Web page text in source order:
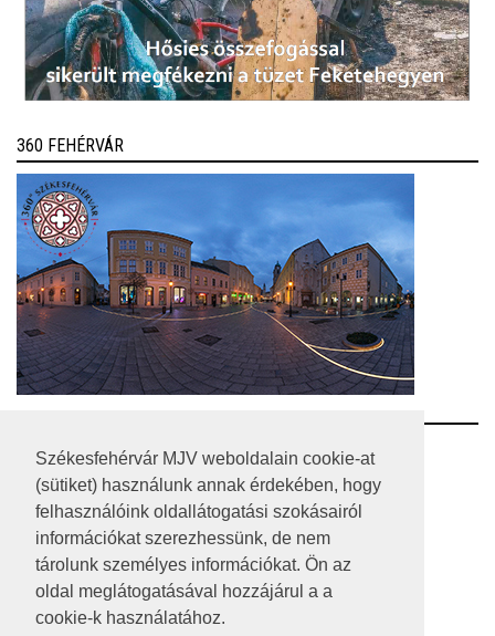
Székesfehérvár MJV weboldalain cookie-at
(sütiket) használunk annak érdekében, hogy
felhasználóink oldallátogatási szokásairól
információkat szerezhessünk, de nem
tárolunk személyes információkat. Ön az
oldal meglátogatásával hozzájárul a a
cookie-k használatához.
360 FEHÉRVÁR
RSS
A HONLAP 2017.03.31-I ÁLLAPOTA
JOGI NYILATKOZAT
IMPRESSZUM